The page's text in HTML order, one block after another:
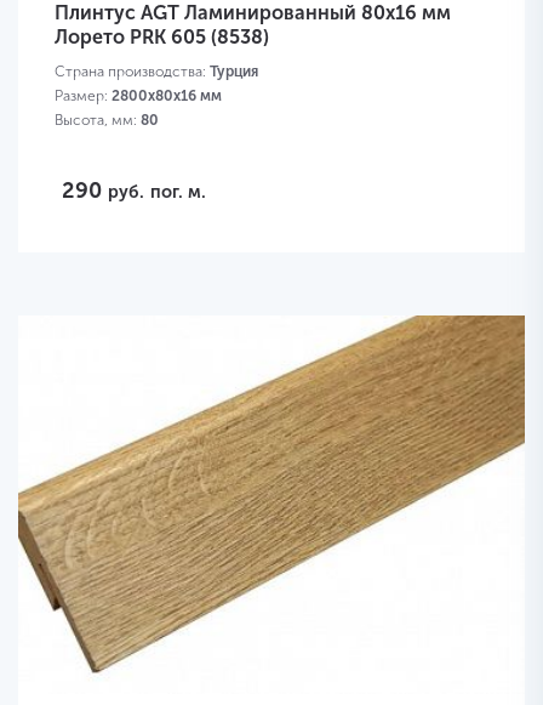
Плинтус AGT Ламинированный 80х16 мм
Лорето PRK 605 (8538)
Страна производства: Турция
Размер: 2800х80х16 мм
Высота, мм: 80
290 руб. пог. м.